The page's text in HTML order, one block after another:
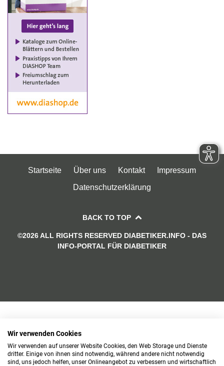
Startseite Über uns Kontakt
Impressum
Datenschutzerklärung
BACK TO TOP
©2026 ALL RIGHTS RESERVED DIABETIKER.INFO - DAS
INFO-PORTAL FÜR DIABETIKER
Wir verwenden Cookies
Wir verwenden auf unserer Website Cookies, den Web Storage und Dienste
dritter. Einige von ihnen sind notwendig, während andere nicht notwendig
sind, uns jedoch helfen, unser Onlineangebot zu verbessern und wirtschaftlich